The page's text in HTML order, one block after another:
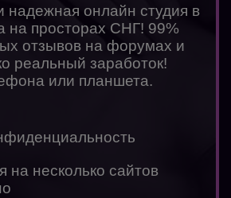
надежная онлайн студия в
на просторах СНГ! 99%
отзывов на форумах и
реальный заработок!
или планшета.
на несколько сайтов